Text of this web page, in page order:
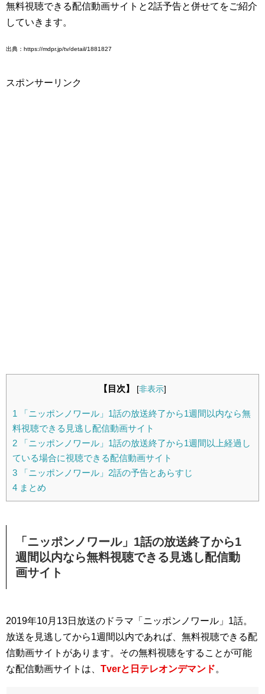
無料視聴できる配信動画サイトと2話予告と併せてをご紹介
していきます。
出典：https://mdpr.jp/tv/detail/1881827
スポンサーリンク
【目次】 [非表示]
1 「ニッポンノワール」1話の放送終了から1週間以内なら無
料視聴できる見逃し配信動画サイト
2 「ニッポンノワール」1話の放送終了から1週間以上経過し
ている場合に視聴できる配信動画サイト
3 「ニッポンノワール」2話の予告とあらすじ
4 まとめ
「ニッポンノワール」1話の放送終了から1
週間以内なら無料視聴できる見逃し配信動
画サイト
2019年10月13日放送のドラマ「ニッポンノワール」1話。
放送を見逃してから1週間以内であれば、無料視聴できる配
信動画サイトがあります。その無料視聴をすることが可能
な配信動画サイトは、 Tverと日テレオンデマンド。